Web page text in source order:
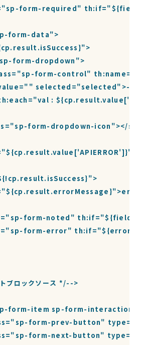
form-required"
form-data">
form-dropdown">
class="sp-form-control"
value=""
th:each="val :
form-dropdown-icon"></
form-noted"
form-error"
ブロックソース */-->
form-item sp-form-
form-prev-button"
form-next-button"